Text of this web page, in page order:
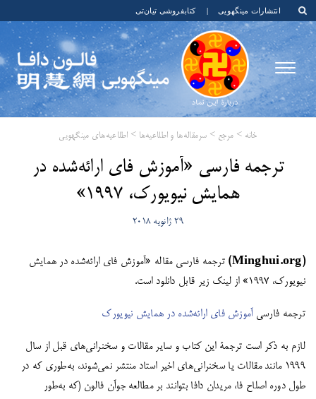
انتشارات مینگهویی | کتابفروشی تیان‌تی
خانه > مرجع > سرمقاله‌ها و اطلاعیه‌ها > اطلاعیه‌های مینگهویی
ترجمه فارسی «آموزش فای ارائه‌شده در
همایش نیویورک، ۱۹۹۷»
29 ژانویه 2018
(Minghui.org)
ترجمه فارسی مقاله «آموزش فای ارائه‌شده در همایش
نیویورک، ۱۹۹۷» از لینک زیر قابل دانلود است.
ترجمه فارسی آموزش فای ارائه‌شده در همایش نیویورک
لازم به ذکر است ترجمۀ‌ این کتاب و سایر مقالات و سخنرانی‌های قبل از سال
۱۹۹۹ مانند مقالات یا سخنرانی‌های اخیر استاد منتشر نمی‌شوند، به‌طوری که در
طول دوره اصلاح فا، مریدان دافا بتوانند بر مطالعه جوآن فالون (که به‌طور